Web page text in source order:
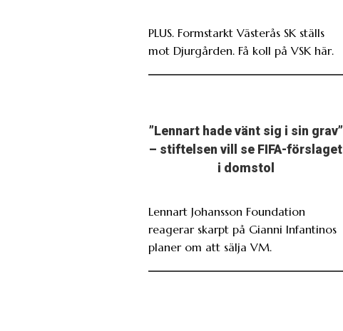
PLUS. Formstarkt Västerås SK ställs
mot Djurgården. Få koll på VSK här.
”Lennart hade vänt sig i sin grav”
– stiftelsen vill se FIFA-förslaget
i domstol
Lennart Johansson Foundation
reagerar skarpt på Gianni Infantinos
planer om att sälja VM.